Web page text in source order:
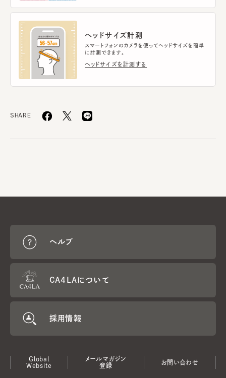
ヘッドサイズ計測
スマートフォンのカメラを使ってヘッドサイズを簡単
に計測できます。
ヘッドサイズを計測する
SHARE
ヘルプ
CA4LAについて
採用情報
Global
Website
メールマガジン
登録
お問い合わせ